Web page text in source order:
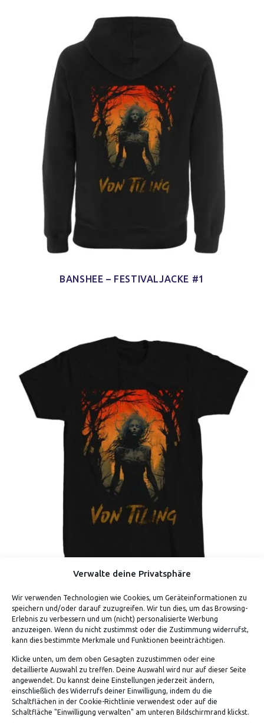
Verwalte deine Privatsphäre
Wir verwenden Technologien wie Cookies, um Geräteinformationen zu
speichern und/oder darauf zuzugreifen. Wir tun dies, um das Browsing-
Erlebnis zu verbessern und um (nicht) personalisierte Werbung
anzuzeigen. Wenn du nicht zustimmst oder die Zustimmung widerrufst,
kann dies bestimmte Merkmale und Funktionen beeinträchtigen.
Klicke unten, um dem oben Gesagten zuzustimmen oder eine
detaillierte Auswahl zu treffen. Deine Auswahl wird nur auf dieser Seite
angewendet. Du kannst deine Einstellungen jederzeit ändern,
einschließlich des Widerrufs deiner Einwilligung, indem du die
Schaltflächen in der Cookie-Richtlinie verwendest oder auf die
Schaltfläche "Einwilligung verwalten" am unteren Bildschirmrand klickst.
BANSHEE – FESTIVALJACKE #1
BANSHEE – FESTIVALSHIRT #1